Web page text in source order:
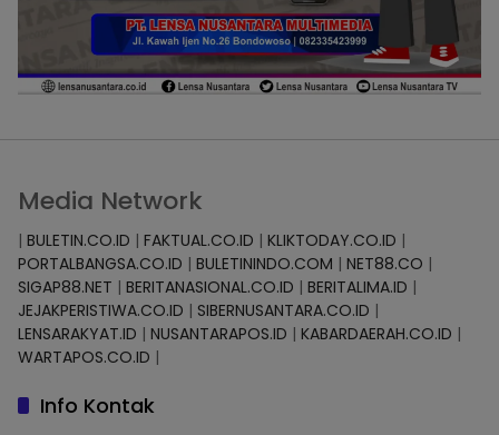
Media Network
| BULETIN.CO.ID | FAKTUAL.CO.ID | KLIKTODAY.CO.ID |
PORTALBANGSA.CO.ID | BULETININDO.COM | NET88.CO |
SIGAP88.NET | BERITANASIONAL.CO.ID | BERITALIMA.ID |
JEJAKPERISTIWA.CO.ID | SIBERNUSANTARA.CO.ID |
LENSARAKYAT.ID | NUSANTARAPOS.ID | KABARDAERAH.CO.ID |
WARTAPOS.CO.ID |
Info Kontak